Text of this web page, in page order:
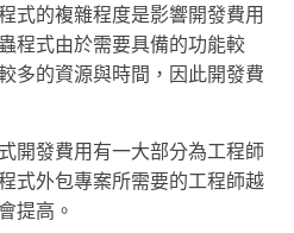
式的複雜程度是影響開發費用
程式由於需要具備的功能較
多的資源與時間，因此開發費
開發費用有一大部分為工程師
式外包專案所需要的工程師越
提高。